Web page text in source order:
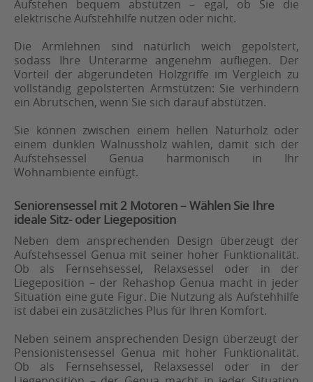
Aufstehen bequem abstützen – egal, ob Sie die
elektrische Aufstehhilfe nutzen oder nicht.
Die Armlehnen sind natürlich weich gepolstert,
sodass Ihre Unterarme angenehm aufliegen. Der
Vorteil der abgerundeten Holzgriffe im Vergleich zu
vollständig gepolsterten Armstützen: Sie verhindern
ein Abrutschen, wenn Sie sich darauf abstützen.
Sie können zwischen einem hellen Naturholz oder
einem dunklen Walnussholz wählen, damit sich der
Aufstehsessel Genua harmonisch in Ihr
Wohnambiente einfügt.
Seniorensessel mit 2 Motoren – Wählen Sie Ihre
ideale Sitz- oder Liegeposition
Neben dem ansprechenden Design überzeugt der
Aufstehsessel Genua mit seiner hoher Funktionalität.
Ob als Fernsehsessel, Relaxsessel oder in der
Liegeposition – der Rehashop Genua macht in jeder
Situation eine gute Figur. Die Nutzung als Aufstehhilfe
ist dabei ein zusätzliches Plus für Ihren Komfort.
Neben seinem ansprechenden Design überzeugt der
Pensionistensessel Genua mit hoher Funktionalität.
Ob als Fernsehsessel, Relaxsessel oder in der